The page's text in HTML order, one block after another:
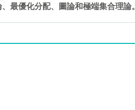
最優化分配、圖論和極端集合理論。